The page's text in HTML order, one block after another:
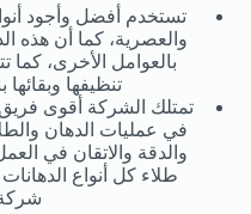
تستخدم أفضل وأجود
والعصرية، كما أن هذه
بالعوامل الأخرى،
تنظيفها
تمتلك الشركة أقوى
في عمليات الدهان
والدقة والاتقان في
طلاء كل أنواع